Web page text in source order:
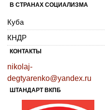
В СТРАНАХ СОЦИАЛИЗМА
Куба
КНДР
КОНТАКТЫ
nikolaj-
degtyarenko@yandex.ru
ШТАНДАРТ ВКПБ